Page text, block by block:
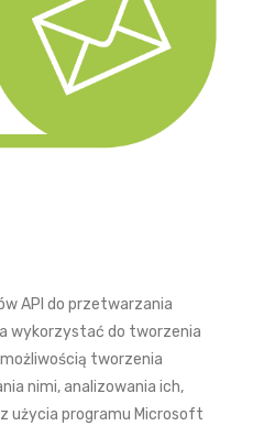
714,61 zł
zł
API do przetwarzania
wykorzystać do tworzenia
tworzenia
nimi, analizowania ich,
użycia programu Microsoft